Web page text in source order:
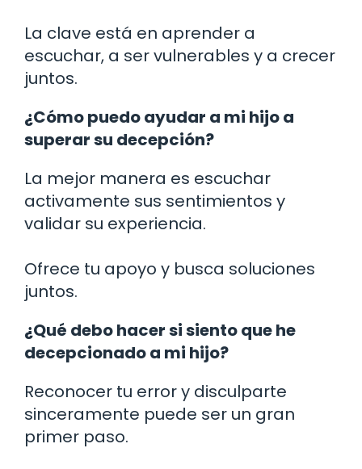
La clave está en aprender a
escuchar, a ser vulnerables y a crecer
juntos.
¿Cómo puedo ayudar a mi hijo a
superar su decepción?
La mejor manera es escuchar
activamente sus sentimientos y
validar su experiencia.
Ofrece tu apoyo y busca soluciones
juntos.
¿Qué debo hacer si siento que he
decepcionado a mi hijo?
Reconocer tu error y disculparte
sinceramente puede ser un gran
primer paso.